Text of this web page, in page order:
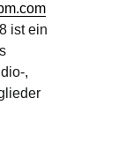
ist ein
,